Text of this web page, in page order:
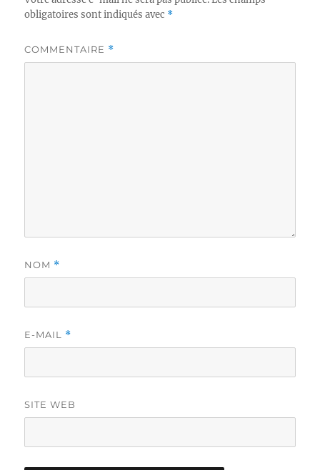
obligatoires sont indiqués avec *
COMMENTAIRE *
NOM *
E-MAIL *
SITE WEB